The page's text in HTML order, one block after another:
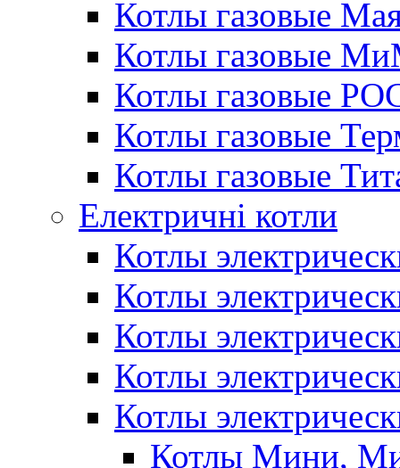
Котлы газовые
Котлы газовые
Котлы газовые
Котлы газовые
Котлы газовые
Електричні котли
Котлы
Котлы
Котлы
Котлы
Котлы
Котлы Мини,